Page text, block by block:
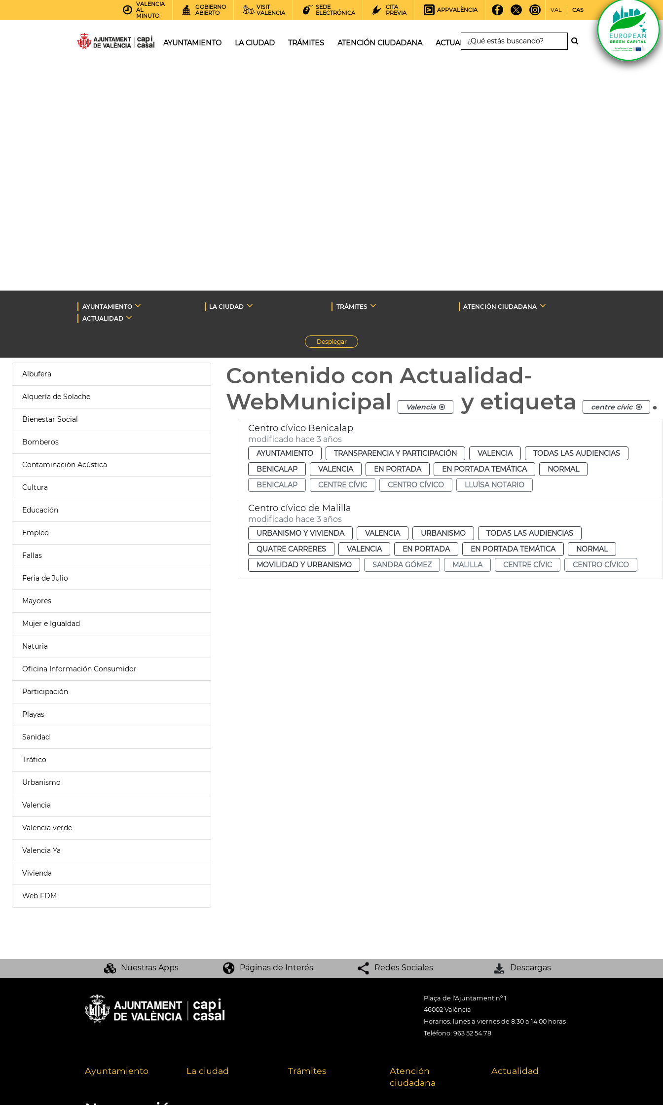
VALENCIA
AL
MINUTO
GOBIERNO
ABIERTO
VISIT
VALENCIA
SEDE
ELECTRÓNICA
CITA
PREVIA
APPVALÈNCIA VAL CAS
AYUNTAMIENTO LA CIUDAD TRÁMITES ATENCIÓN CIUDADANA ACTUALIDAD
AYUNTAMIENTO LA CIUDAD TRÁMITES
ATENCIÓN CIUDADANA
ACTUALIDAD
Desplegar
Albufera
Alquería de Solache
Bienestar Social
Bomberos
Contaminación Acústica
Cultura
Educación
Empleo
Fallas
Feria de Julio
Mayores
Mujer e Igualdad
Naturia
Oficina Información Consumidor
Participación
Playas
Sanidad
Tráfico
Urbanismo
Valencia
Valencia verde
Valencia Ya
Vivienda
Web FDM
Contenido con Actualidad-
WebMunicipal
Valencia y etiqueta centre cívic .
Centro cívico Benicalap
modificado hace 3 años
AYUNTAMIENTO TRANSPARENCIA Y PARTICIPACIÓN VALENCIA
TODAS LAS AUDIENCIAS
BENICALAP
VALENCIA EN PORTADA EN PORTADA TEMÁTICA
NORMAL
BENICALAP
CENTRE CÍVIC CENTRO CÍVICO LLUÏSA NOTARIO
Centro cívico de Malilla
modificado hace 3 años
URBANISMO Y VIVIENDA VALENCIA URBANISMO
TODAS LAS AUDIENCIAS
QUATRE CARRERES
VALENCIA EN PORTADA EN PORTADA TEMÁTICA
NORMAL
MOVILIDAD Y URBANISMO
SANDRA GÓMEZ MALILLA CENTRE CÍVIC CENTRO CÍVICO
Nuestras Apps Páginas de Interés Redes Sociales Descargas
Plaça de l'Ajuntament nº 1
46002 València
Horarios: lunes a viernes de 8:30 a 14:00 horas
Teléfono: 963 52 54 78
Ayuntamiento La ciudad Trámites
Atención
ciudadana
Actualidad